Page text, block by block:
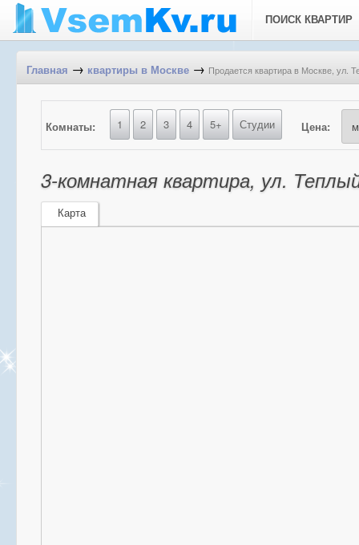
ПОИСК КВАРТИР
Главная → квартиры в Москве → Продается квартира в Москве, ул.
Комнаты: 1 2 3 4 5+ Студии Цена:
3-комнатная квартира, ул.
Карта